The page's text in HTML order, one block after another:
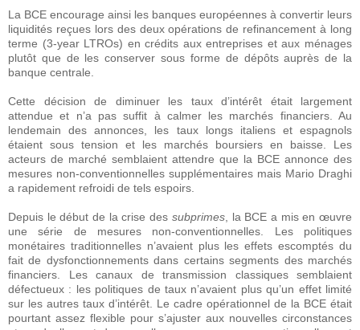
La BCE encourage ainsi les banques européennes à convertir leurs
liquidités reçues lors des deux opérations de refinancement à long
terme (3-year LTROs) en crédits aux entreprises et aux ménages
plutôt que de les conserver sous forme de dépôts auprès de la
banque centrale.
Cette décision de diminuer les taux d’intérêt était largement
attendue et n’a pas suffit à calmer les marchés financiers. Au
lendemain des annonces, les taux longs italiens et espagnols
étaient sous tension et les marchés boursiers en baisse. Les
acteurs de marché semblaient attendre que la BCE annonce des
mesures non-conventionnelles supplémentaires mais Mario Draghi
a rapidement refroidi de tels espoirs.
Depuis le début de la crise des subprimes, la BCE a mis en œuvre
une série de mesures non-conventionnelles. Les politiques
monétaires traditionnelles n’avaient plus les effets escomptés du
fait de dysfonctionnements dans certains segments des marchés
financiers. Les canaux de transmission classiques semblaient
défectueux : les politiques de taux n’avaient plus qu’un effet limité
sur les autres taux d’intérêt. Le cadre opérationnel de la BCE était
pourtant assez flexible pour s’ajuster aux nouvelles circonstances